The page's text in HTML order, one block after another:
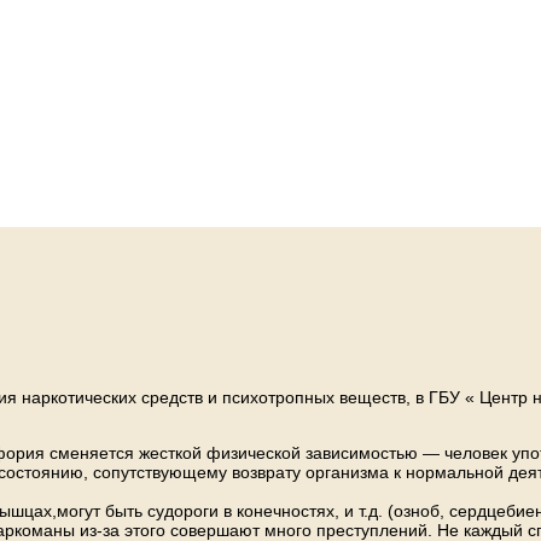
наркотических средств и психотропных веществ, в ГБУ «
сменяется жесткой физической зависимостью — человек
сопутствующему возврату организма к нормальной
быть судороги в конечностях, и т.д. (озноб,
из-за этого совершают много преступлений. Не каждый